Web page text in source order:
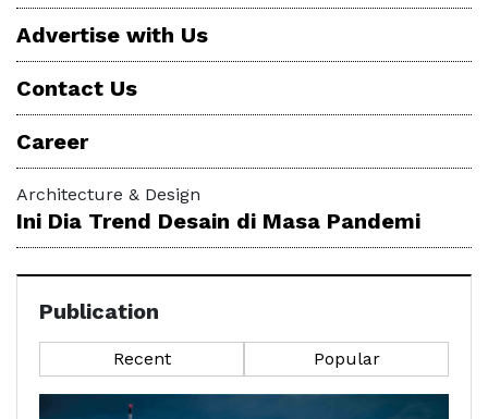
Advertise with Us
Contact Us
Career
Architecture & Design
Ini Dia Trend Desain di Masa Pandemi
Publication
Recent Popular